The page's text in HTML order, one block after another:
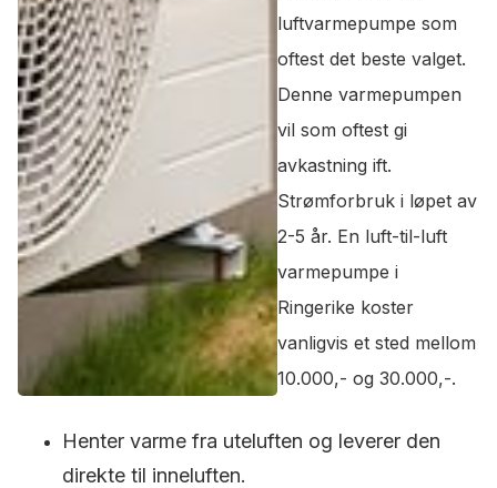
luftvarmepumpe som
oftest det beste valget.
Denne varmepumpen
vil som oftest gi
avkastning ift.
Strømforbruk i løpet av
2-5 år. En luft-til-luft
varmepumpe i
Ringerike koster
vanligvis et sted mellom
10.000,- og 30.000,-.
Henter varme fra uteluften og leverer den
direkte til inneluften.